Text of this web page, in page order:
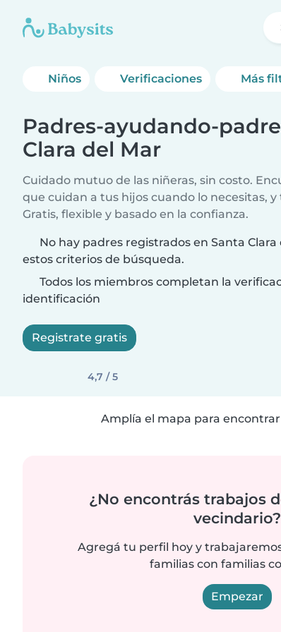
Niños Verificaciones Más
Padres-ayudando-
Clara del Mar
Cuidado mutuo de las niñeras, sin costo.
que cuidan a tus hijos cuando lo necesitas,
Gratis, flexible y basado en la confianza.
No hay padres registrados en Santa
estos criterios de búsqueda.
Todos los miembros completan la
identificación
Registrate gratis
4,7 / 5
Amplía el mapa para
¿No encontrás trabajos
vecindario?
Agregá tu perfil hoy y
familias con familias
Empezar